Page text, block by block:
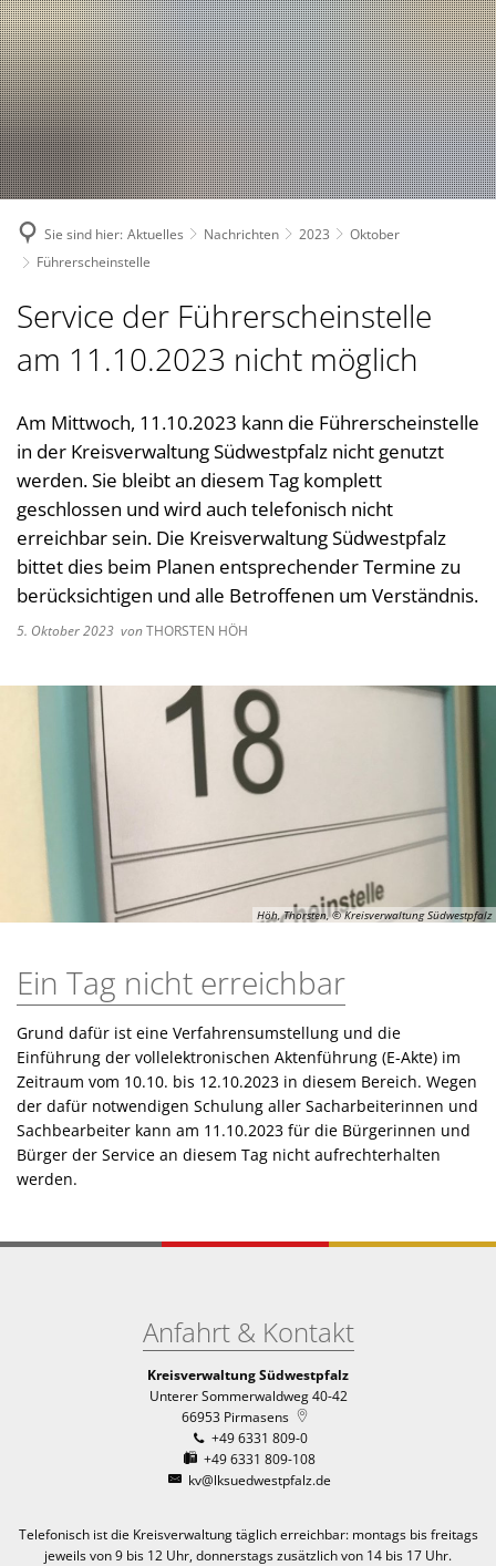
Bekanntmachungen, (Stellen-)Ausschreibungen
Nachrichten
Bürgerservice
Verwaltungsleistungen nach Lebenslagen
Verwaltungsleistungen von A-Z
Online Dienste
Abteilungen
Standorte
Downloads
Behindertenbeauftragte
Gleichstellung im Landkreis
Kultur im Landkreis
Öffnungszeiten
Landkreis
Politik
Landrätin
1. Kreisbeigeordnete
2. Kreisbeigeordneter
3. Kreisbeigeordneter
Wahlen
Bürger- und
Über den Landkreis
Geschichte des Landkreises
Kreiswappen
Kreiskarte
Verbands- und
Typisch. Meine
Kreishandbuch
Suche
Sie sind hier: Aktuelles Nachrichten 2023
Oktober
Führerscheinstelle
Service der Führerscheinstelle
am 11.10.2023 nicht möglich
Am Mittwoch, 11.10.2023 kann die Führerscheinstelle
in der Kreisverwaltung Südwestpfalz nicht genutzt
werden. Sie bleibt an diesem Tag komplett
geschlossen und wird auch telefonisch nicht
erreichbar sein. Die Kreisverwaltung Südwestpfalz
bittet dies beim Planen entsprechender Termine zu
berücksichtigen und alle Betroffenen um Verständnis.
5. Oktober 2023 vonTHORSTEN HÖH
Höh, Thorsten, © Kreisverwaltung Südwestpfalz
Ein Tag nicht erreichbar
Grund dafür ist eine Verfahrensumstellung und die
Einführung der vollelektronischen Aktenführung (E-Akte) im
Zeitraum vom 10.10. bis 12.10.2023 in diesem Bereich. Wegen
der dafür notwendigen Schulung aller Sacharbeiterinnen und
Sachbearbeiter kann am 11.10.2023 für die Bürgerinnen und
Bürger der Service an diesem Tag nicht aufrechterhalten
werden.
Anfahrt & Kontakt
Kreisverwaltung Südwestpfalz
Unterer Sommerwaldweg 40-42
66953 Pirmasens
+49 6331 809-0
+49 6331 809-108
kv@lksuedwestpfalz.de
Telefonisch ist die Kreisverwaltung täglich erreichbar: montags bis freitags
jeweils von 9 bis 12 Uhr, donnerstags zusätzlich von 14 bis 17 Uhr.